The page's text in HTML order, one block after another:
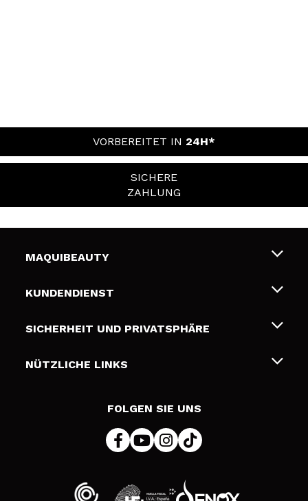
VORBEREITET IN 24H*
SICHERE
ZAHLUNG
MAQUIBEAUTY
Über uns
Geschenkkarten
KUNDENDIENST
Liefer- und Versandkosten
Zahlung
SICHERHEIT UND PRIVATSPHÄRE
Bedingungen und Datenschutz
NÜTZLICHE LINKS
FOLGEN SIE UNS